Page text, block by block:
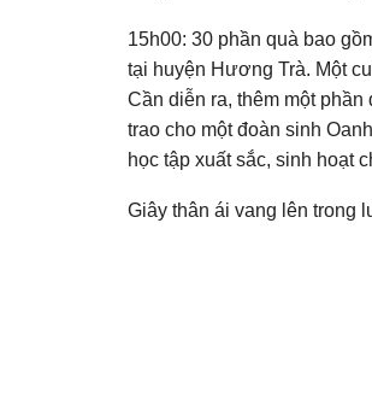
15h00: 30 phần quà bao
tại huyện Hương Trà. Một
Cần diễn ra, thêm một
trao cho một đoàn sinh
học tập xuất sắc, sinh hoạt
Giây thân ái vang lên trong